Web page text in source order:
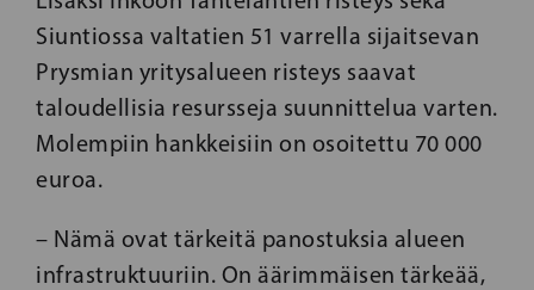
Siuntiossa valtatien 51 varrella sijaitsevan
Prysmian yritysalueen risteys saavat
taloudellisia resursseja suunnittelua varten.
Molempiin hankkeisiin on osoitettu 70 000
euroa.
– Nämä ovat tärkeitä panostuksia alueen
infrastruktuuriin. On äärimmäisen tärkeää,